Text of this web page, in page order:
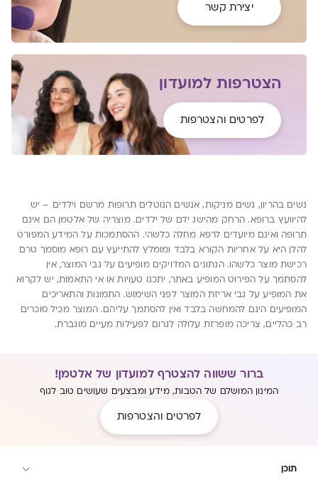
יצירת קשר
הצטרפות למועדון
לפרטים והצטרפות
נשים בהריון, נשים מניקות, אנשים הנוטלים תרופות מרשם וילדים – יש
להיוועץ ברופא. הרחק מהישג ידם של ילדים. מוצריה של אלטמן הם אינם
תרופה ואינם מיועדים לרפא מחלה כלשהי. ההסתמכות על המידע המפורט
להלן היא על אחריות הקורא בלבד ומומלץ להתייעץ עם רופא מוסמך טרם
רכישת מוצר כלשהו. הנתונים המדויקים מופיעים על גבי המוצר, אין
להסתמך על הפירוט המופיע באתר, יתכנו טעויות או אי התאמות, יש לקרוא
את המופיע על גבי אריזת המוצר לפני השימוש. התמונות והתאריכים
המופיעים הינם להמחשה בלבד ואין להסתמך עליהם. המוצר מכיל סוכרים
רב כהליים, צריכה מופרזת עלולה לגרום לפעילות מעיים מוגברת.
ברור ששווה להצטרף למועדון של אלטמן!
המינון המושלם של הטבות, מידע ומבצעים שעושים טוב לגוף
לפרטים והצטרפות
תוכן